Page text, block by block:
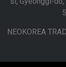
NEOKOREA